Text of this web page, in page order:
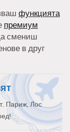
функцията
премиум
смениш
в друг
Париж, Лос